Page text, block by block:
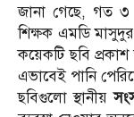
জানা গেছে, গত ৩
শিক্ষক এমডি
কয়েকটি ছবি প্রকাশ
এভাবেই পানি
ছবিগুলো স্থানীয়